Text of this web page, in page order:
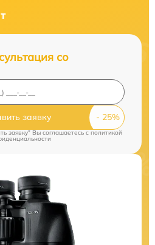
со
заявку
заявку" Вы соглашаетесь cполитикой